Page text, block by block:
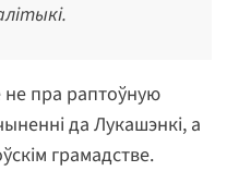
не пра раптоўную
да Лукашэнкі, а
грамадстве.